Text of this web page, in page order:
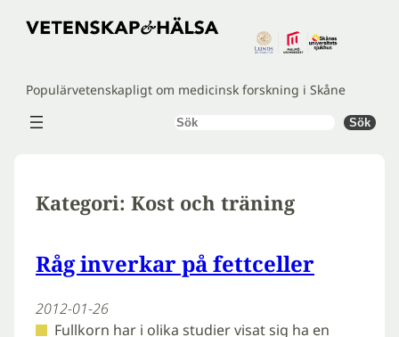
Hoppa
Populärvetenskapligt om medicinsk forskning i Skåne
Sök Sök
Kategori: Kost och träning
Råg inverkar på fettceller
2012-01-26
Fullkorn har i olika studier visat sig ha en